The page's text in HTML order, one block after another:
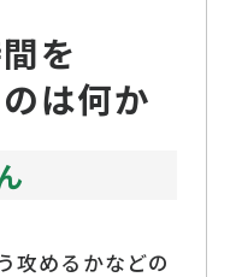
を
は何か
攻めるかなどの